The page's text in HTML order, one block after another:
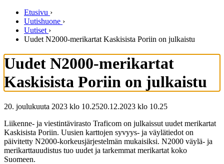
Etusivu ›
Uutishuone ›
Uutiset ›
Uudet N2000-merikartat Kaskisista Poriin on julkaistu
Uudet N2000-merikartat
Kaskisista Poriin on julkaistu
20. joulukuuta 2023 klo 10.2520.12.2023 klo 10.25
Liikenne- ja viestintävirasto Traficom on julkaissut uudet merikartat
Kaskisista Poriin. Uusien karttojen syvyys- ja väylätiedot on
päivitetty N2000-korkeusjärjestelmän mukaisiksi. N2000 väylä- ja
merikarttauudistus tuo uudet ja tarkemmat merikartat koko
Suomeen.